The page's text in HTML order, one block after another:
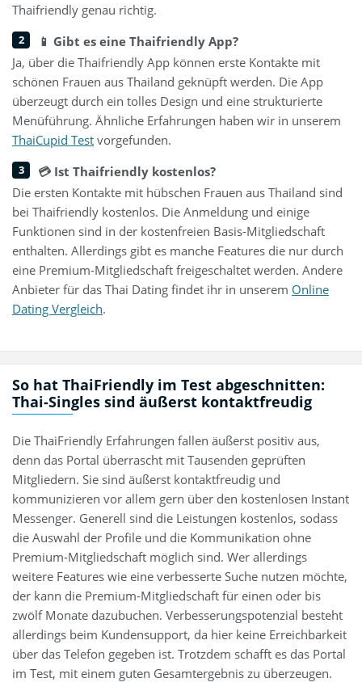
Thaifriendly genau richtig.
📱 Gibt es eine Thaifriendly App?
Ja, über die Thaifriendly App können erste Kontakte mit
schönen Frauen aus Thailand geknüpft werden. Die App
überzeugt durch ein tolles Design und eine strukturierte
Menüführung. Ähnliche Erfahrungen haben wir in unserem
ThaiCupid Test vorgefunden.
💳 Ist Thaifriendly kostenlos?
Die ersten Kontakte mit hübschen Frauen aus Thailand sind
bei Thaifriendly kostenlos. Die Anmeldung und einige
Funktionen sind in der kostenfreien Basis-Mitgliedschaft
enthalten. Allerdings gibt es manche Features die nur durch
eine Premium-Mitgliedschaft freigeschaltet werden. Andere
Anbieter für das Thai Dating findet ihr in unserem Online
Dating Vergleich.
So hat ThaiFriendly im Test abgeschnitten:
Thai-Singles sind äußerst kontaktfreudig
Die ThaiFriendly Erfahrungen fallen äußerst positiv aus,
denn das Portal überrascht mit Tausenden geprüften
Mitgliedern. Sie sind äußerst kontaktfreudig und
kommunizieren vor allem gern über den kostenlosen Instant
Messenger. Generell sind die Leistungen kostenlos, sodass
die Auswahl der Profile und die Kommunikation ohne
Premium-Mitgliedschaft möglich sind. Wer allerdings
weitere Features wie eine verbesserte Suche nutzen möchte,
der kann die Premium-Mitgliedschaft für einen oder bis
zwölf Monate dazubuchen. Verbesserungspotenzial besteht
allerdings beim Kundensupport, da hier keine Erreichbarkeit
über das Telefon gegeben ist. Trotzdem schafft es das Portal
im Test, mit einem guten Gesamtergebnis zu überzeugen.